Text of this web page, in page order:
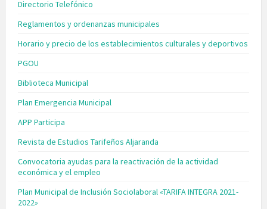
Directorio Telefónico
Reglamentos y ordenanzas municipales
Horario y precio de los establecimientos culturales y deportivos
PGOU
Biblioteca Municipal
Plan Emergencia Municipal
APP Participa
Revista de Estudios Tarifeños Aljaranda
Convocatoria ayudas para la reactivación de la actividad
económica y el empleo
Plan Municipal de Inclusión Sociolaboral «TARIFA INTEGRA 2021-
2022»